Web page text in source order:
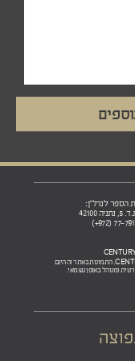
התמונות באתר זה הינם
ומנוהל באופן עצמאי.